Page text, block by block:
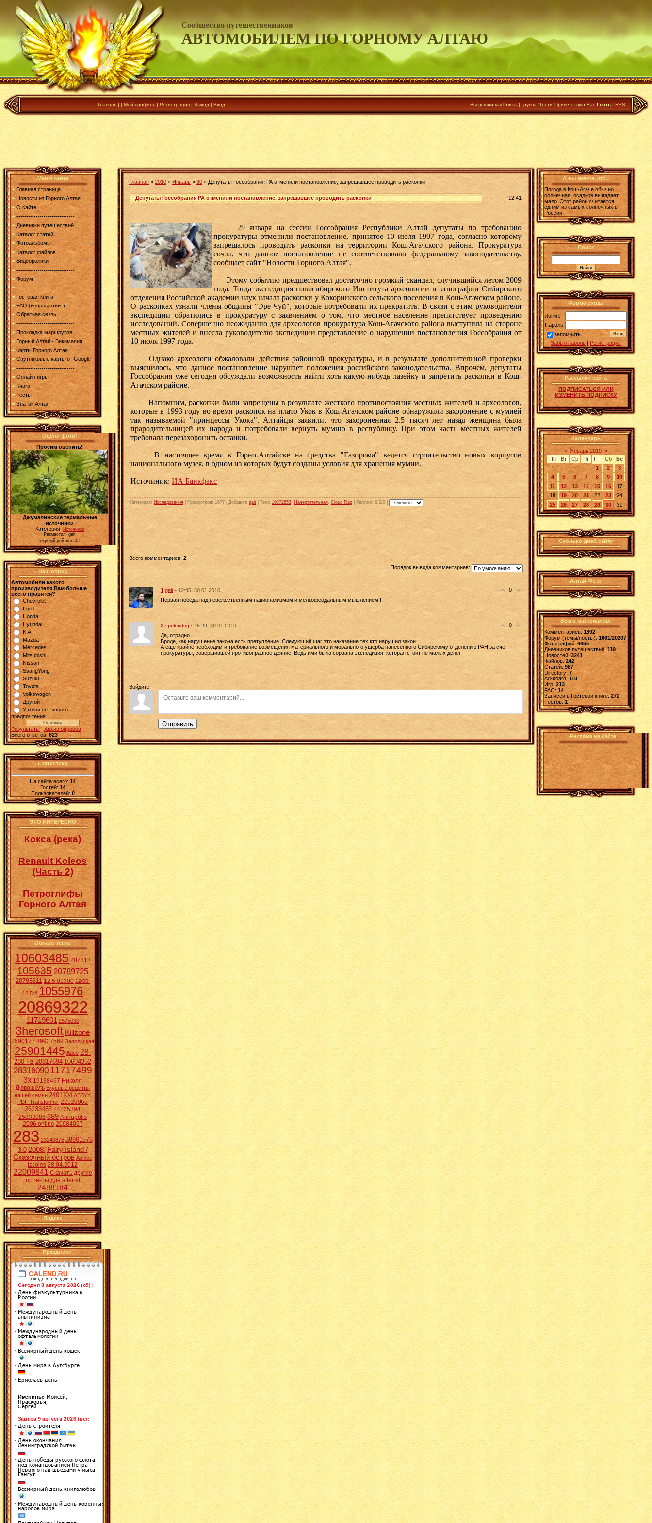
Сообщество путешественников
АВТОМОБИЛЕМ ПО ГОРНОМУ АЛТАЮ
Главная | | Мой профиль | Регистрация | Выход | Вход Вы вошли как Гость | Группа "Гости"Приветствую Вас Гость | RSS
Меню сайта
Главная страница
Новости из Горного Алтая
О сайте
------------------------------
Дневники путешествий
Каталог статей
Фотоальбомы
Каталог файлов
Видеоролики
------------------------------
Форум
------------------------------
Гостевая книга
FAQ (вопрос/ответ)
Обратная связь
------------------------------
Прокладка маршрутов
Горный Алтай - Викимапия
Карты Горного Алтая
Спутниковые карты от Google
------------------------------
Онлайн игры
Книги
Тесты
Знаток Алтая
Оцени фото!
Просим оценить!
Джумалинские термальные
источники
Категория: Источники
Разместил: galt
Текущий рейтинг: 4.5
Наш опрос
Автомобили какого
производителя Вам больше
всего нравятся?
Chevrolet
Ford
Honda
Hyundai
KIA
Mazda
Mercedes
Mitsubishi
Nissan
SsangYong
Suzuki
Toyota
Volkswagen
Другой
У меня нет явного
предпочтения
Результаты|Архив опросов
Всего ответов:623
Статистика
На сайте всего:14
Гостей: 14
Пользователей: 0
ЭТО ИНТЕРЕСНО
Кокса (река)
Renault Koleos
(Часть 2)
Петроглифы
Горного Алтая
Облако тегов
10603485 207813
10563520789725
20795511 12.5.01300 12/06.
12.5гб 1055976
20869322
11719601 2575030
3herosoft Killzone
2590177 39937569 Запольская
25901445 Aucē 28.
280 Hz 20817694 10604352
2831609011717499
3x 19138497 Николя
Дювошель Вкусные рецепты
нашей семьи 2401104 ABBYY
PDF Transformer 22129065
26233463 24225394
25832086 389 Annapolis
2006 online 20084057
283 23240676 38901578
3:0 2008. Fairy Island /
Сказочный остров Ashlee
izsoles 28.04.2012
22009841 Скачать другие
проекты для after ef
2498184
Яндекс
Праздники
Главная » 2010 » Январь » 30 » Депутаты Госсобрания РА отменили постановление, запрещавшее проводить раскопки
Депутаты Госсобрания РА отменили постановление, запрещавшее проводить раскопки 12:41
29 января на сессии Госсобрания Республики Алтай депутаты по требованию
прокуратуры отменили постановление, принятое 10 июля 1997 года, согласно которому
запрещалось проводить раскопки на территории Кош-Агачского района. Прокуратура
сочла, что данное постановление не соответствовало федеральному законодательству,
сообщает сайт "Новости Горного Алтая".
Этому событию предшествовал достаточно громкий скандал, случившийся летом 2009
года. Тогда экспедиция новосибирского Института археологии и этнографии Сибирского
отделения Российской академии наук начала раскопки у Кокоринского сельского поселения в Кош-Агачском районе.
О раскопках узнали члены общины "Эре Чуй", которые потребовали их прекратить. В связи с этим руководители
экспедиции обратились в прокуратуру с заявлением о том, что местное население препятствует проведению
исследований. Совершенно неожиданно для археологов прокуратура Кош-Агачского района выступила на стороне
местных жителей и внесла руководителю экспедиции представление о нарушении постановления Госсобрания от
10 июля 1997 года.
Однако археологи обжаловали действия районной прокуратуры, и в результате дополнительной проверки
выяснилось, что данное постановление нарушает положения российского законодательства. Впрочем, депутаты
Госсобрания уже сегодня обсуждали возможность найти хоть какую-нибудь лазейку и запретить раскопки в Кош-
Агачском районе.
Напомним, раскопки были запрещены в результате жесткого противостояния местных жителей и археологов,
которые в 1993 году во время раскопок на плато Укок в Кош-Агачском районе обнаружили захоронение с мумией
так называемой "принцессы Укока". Алтайцы заявили, что захороненная 2,5 тысяч лет назад женщина была
прародительницей их народа и потребовали вернуть мумию в республику. При этом часть местных жителей
требовала перезахоронить останки.
В настоящее время в Горно-Алтайске на средства "Газпрома" ведется строительство новых корпусов
национального музея, в одном из которых будут созданы условия для хранения мумии.
Источиник: ИА Банкфакс
Категория: Исследования Просмотров: 1677 | Добавил: galt Теги: 19872853, Начертательная, Cloud Rap Рейтинг: 0.0/0 |
Всего комментариев: 2
Порядок вывода комментариев:
0
1 galt • 12:45, 30.01.2010
Первая победа над невежественным национализмом и мелкофеодальным мышлением!!!
0
2 speleodog • 15:29, 30.01.2010
Да, отрадно.
Вроде, как нарушение закона есть претупление. Следуюший шаг это наказание тех кто нарушил закон.
А еще крайне необходим и требование возмещения материального и морального ущерба нанесенного Сибирскому отделению РАН за счет
прокуратуры, совершившей противоправное деяние. Ведь ими была сорвана экспедиция, которая стоит не малых денег.
Войдите:
Отправить
А вы знаете, что..
Погода в Кош-Агаче обычно
солнечная, осадков выпадает
мало. Этот район считается
одним из самых солнечных в
России
Поиск
Форма входа
Логин:
Пароль:
запомнить
Забыл пароль | Регистрация
Рассылки сайта
ПОДПИСАТЬСЯ ИЛИ
ИЗМЕНИТЬ ПОДПИСКУ
Календарь
« Январь 2010 »
Пн
Вт Ср Чт Пт Сб
Вс
1
2
3
4
5 6 7 8 9
10
11
12 13 14 15 16
17
18
19 20 21 22 23
24
25
26 27 28 29 30 31
Сколько дней сайту
Алтай-Фото
Всего материалов:
Комментариев: 1892
Форум (темы/посты):1661/20207
Фотографий:6655
Дневников путешествий:119
Новостей:3241
Файлов: 242
Статей:987
Directory: 7
Ad-board:110
Игр: 213
FAQ:14
Записей в Гостевой книге:272
Tестов: 1
Реклама на сайте